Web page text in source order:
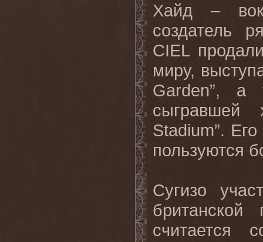
Хайд –
создатель
CIEL
миру,
Garden”, а
сыгравшей
Stadium”. Его
пользуются
Сугизо
британской
считается